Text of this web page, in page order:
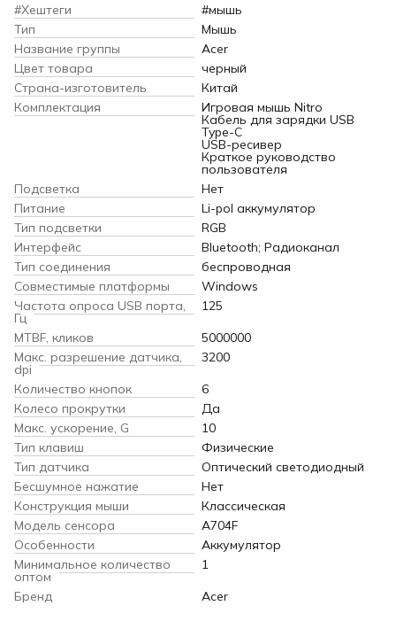
#Хештеги
#мышь
Тип
Мышь
Название группы
Acer
Цвет товара
черный
Страна-изготовитель
Китай
Комплектация
Игровая мышь Nitro
Кабель для зарядки USB
Type-C
USB-ресивер
Краткое руководство
пользователя
Подсветка
Нет
Питание
Li-pol аккумулятор
Тип подсветки
RGB
Интерфейс
Bluetooth; Радиоканал
Тип соединения
беспроводная
Совместимые платформы
Windows
Частота опроса USB порта,
Гц
125
MTBF, кликов
5000000
Макс. разрешение датчика,
dpi
3200
Количество кнопок
6
Колесо прокрутки
Да
Макс. ускорение, G
10
Тип клавиш
Физические
Тип датчика
Оптический светодиодный
Бесшумное нажатие
Нет
Конструкция мыши
Классическая
Модель сенсора
A704F
Особенности
Аккумулятор
Минимальное количество
оптом
1
Бренд
Acer